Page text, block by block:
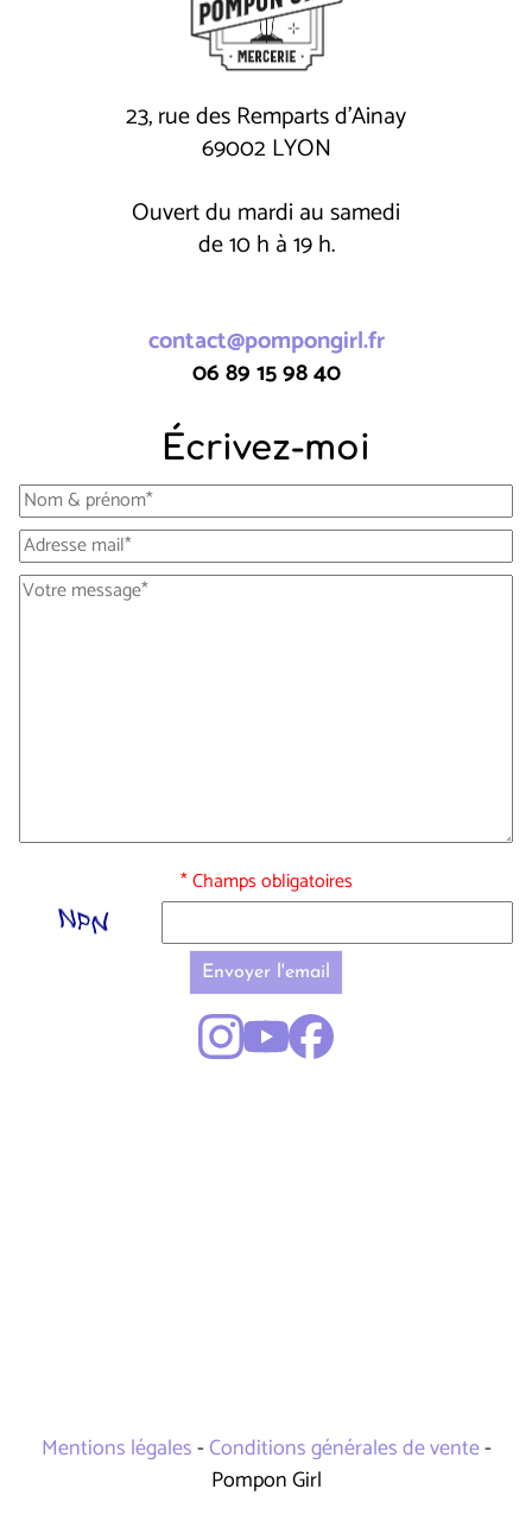
23, rue des Remparts d'Ainay
69002 LYON
Ouvert du mardi au samedi
de 10 h à 19 h.
contact@pompongirl.fr
06 89 15 98 40
Écrivez-moi
* Champs obligatoires
Envoyer l'email
Mentions légales-Conditions générales de vente-
Pompon Girl